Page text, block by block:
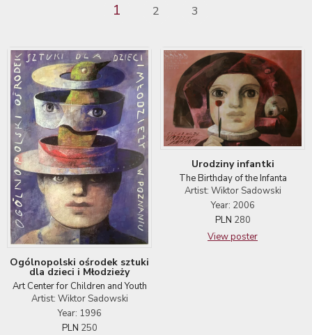
1 2 3
Ogólnopolski ośrodek sztuki
dla dzieci i Młodzieży
Art Center for Children and Youth
Artist: Wiktor Sadowski
Year: 1996
PLN 250
Urodziny infantki
The Birthday of the Infanta
Artist: Wiktor Sadowski
Year: 2006
PLN 280
View poster